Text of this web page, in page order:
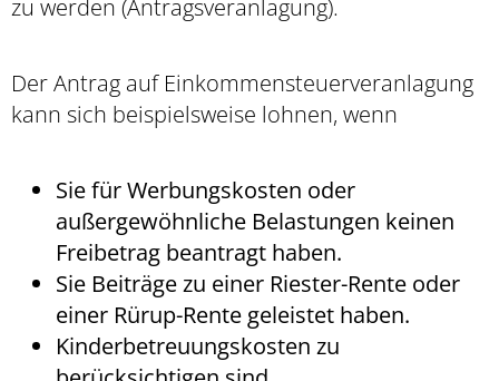
zu werden (Antragsveranlagung).
Der Antrag auf Einkommensteuerveranlagung
kann sich beispielsweise lohnen, wenn
Sie für Werbungskosten oder
außergewöhnliche Belastungen keinen
Freibetrag beantragt haben.
Sie Beiträge zu einer Riester-Rente oder
einer Rürup-Rente geleistet haben.
Kinderbetreuungskosten zu